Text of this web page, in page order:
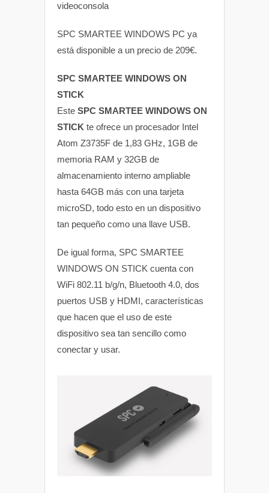
videoconsola
SPC SMARTEE WINDOWS PC ya
está disponible a un precio de 209€.
SPC SMARTEE WINDOWS ON
STICK
Este SPC SMARTEE WINDOWS ON
STICK te ofrece un procesador Intel
Atom Z3735F de 1,83 GHz, 1GB de
memoria RAM y 32GB de
almacenamiento interno ampliable
hasta 64GB más con una tarjeta
microSD, todo esto en un dispositivo
tan pequeño como una llave USB.
De igual forma, SPC SMARTEE
WINDOWS ON STICK cuenta con
WiFi 802.11 b/g/n, Bluetooth 4.0, dos
puertos USB y HDMI, características
que hacen que el uso de este
dispositivo sea tan sencillo como
conectar y usar.